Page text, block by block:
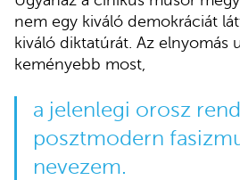
nem egy kiváló demokráciát
kiváló diktatúrát. Az elnyomás
keményebb most,
a jelenlegi orosz
posztmodern
nevezem.